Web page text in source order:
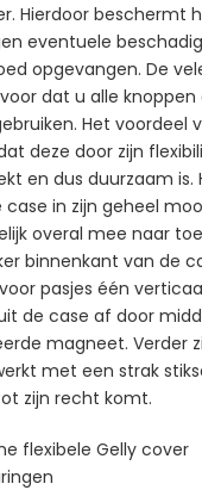
Hierdoor beschermt
eventuele
opgevangen. De
dat u alle
Het voordeel
deze door zijn
en dus duurzaam is.
case in zijn geheel
overal mee naar
binnenkant van de
pasjes één
de case af door
magneet. Verder
met een strak
zijn recht komt.
flexibele Gelly cover